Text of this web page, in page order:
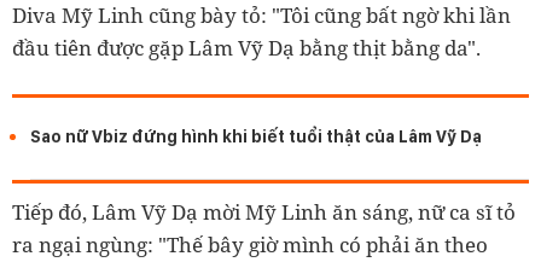
Diva Mỹ Linh cũng bày tỏ: "Tôi cũng bất ngờ khi lần
đầu tiên được gặp Lâm Vỹ Dạ bằng thịt bằng da".
Sao nữ Vbiz đứng hình khi biết tuổi thật của Lâm Vỹ Dạ
Tiếp đó, Lâm Vỹ Dạ mời Mỹ Linh ăn sáng, nữ ca sĩ tỏ
ra ngại ngùng: "Thế bây giờ mình có phải ăn theo